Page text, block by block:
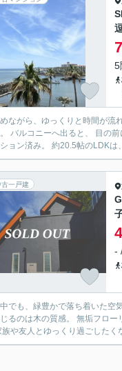
5
くりと時間が流れる暮らし。 逗子マリーナ隣接という、 湘南でも特別感のあるロケーション
ます。 室内はフルリ
ョン済み。 約20.5帖のLDK
古一戸建
-
豊かで落ち着いた空気が流れる桜山エリア。 その高台に佇む、 無垢材の温
るのは木の質感。 無垢フローリ